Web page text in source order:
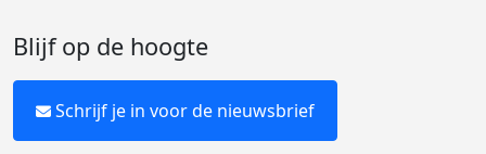
Blijf op de hoogte
Schrijf je in voor de nieuwsbrief